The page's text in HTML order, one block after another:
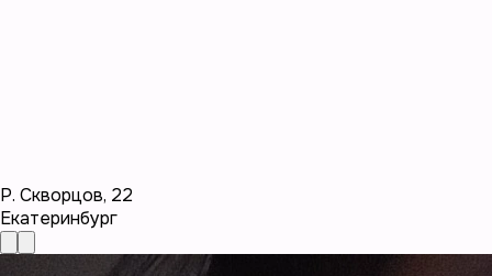
Р. Скворцов, 22
Екатеринбург